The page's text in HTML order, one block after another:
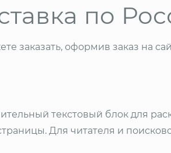
по
заказать, оформив заказ на
текстовый блок для
Для читателя и